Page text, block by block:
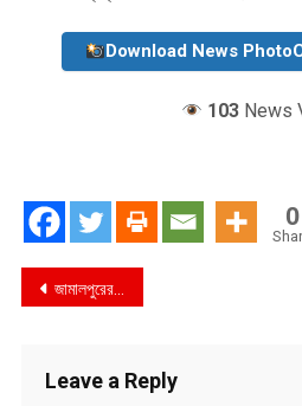
Download News
103 News
0
Post
জামালপুরের সরিষাবাড়ী থানার নবাগত ওসি’র সাথে সাংবাদিকদের মতবিনিময়
Leave a Reply